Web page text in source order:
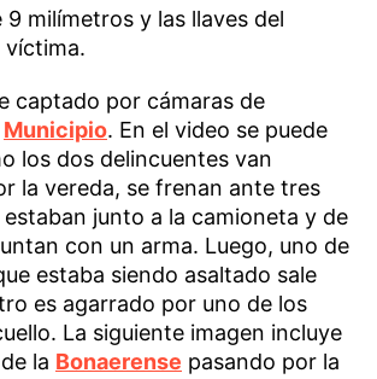
milímetros y las llaves del
víctima.
captado por cámaras de
Municipio. En el video se puede
los dos delincuentes van
la vereda, se frenan ante tres
junto a la camioneta y de
con un arma. Luego, uno de
estaba siendo asaltado sale
es agarrado por uno de los
La siguiente imagen incluye
la Bonaerense pasando por la